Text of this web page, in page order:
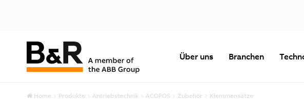
Über uns Branchen
Home Produkte Antriebstechnik ACOPOS Zubehör Klemmensätze